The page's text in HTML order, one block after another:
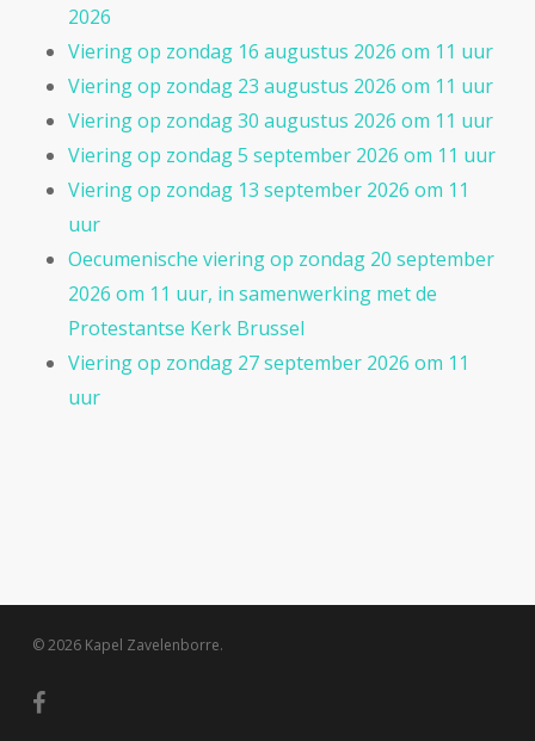
2026
Viering op zondag 16 augustus 2026 om 11 uur
Viering op zondag 23 augustus 2026 om 11 uur
Viering op zondag 30 augustus 2026 om 11 uur
Viering op zondag 5 september 2026 om 11 uur
Viering op zondag 13 september 2026 om 11
uur
Oecumenische viering op zondag 20 september
2026 om 11 uur, in samenwerking met de
Protestantse Kerk Brussel
Viering op zondag 27 september 2026 om 11
uur
© 2026 Kapel Zavelenborre.
facebook